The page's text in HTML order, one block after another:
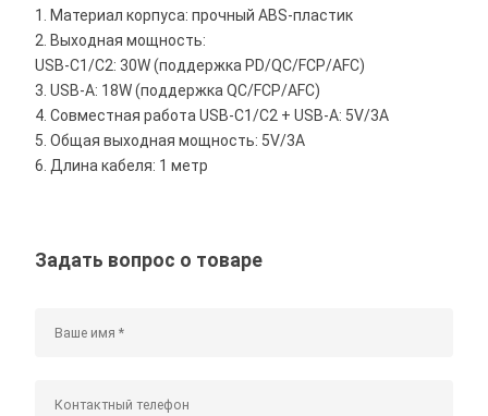
1. Материал корпуса: прочный ABS-пластик
2. Выходная мощность:
USB-C1/C2: 30W (поддержка PD/QC/FCP/AFC)
3. USB-A: 18W (поддержка QC/FCP/AFC)
4. Совместная работа USB-C1/C2 + USB-A: 5V/3A
5. Общая выходная мощность: 5V/3A
6. Длина кабеля: 1 метр
Задать вопрос о товаре